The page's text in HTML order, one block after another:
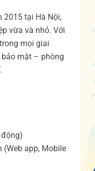
2015 tại Hà Nội,
vừa và nhỏ. Với
mọi giai
mật – phòng
động)
app, Mobile